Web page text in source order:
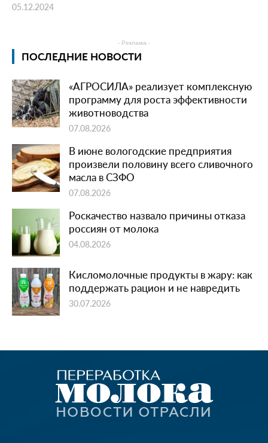
05.12.2024
- Реклама -
ПОСЛЕДНИЕ НОВОСТИ
«АГРОСИЛА» реализует комплексную
программу для роста эффективности
животноводства
07.08.2026
В июне вологодские предприятия
произвели половину всего сливочного
масла в СЗФО
07.08.2026
Роскачество назвало причины отказа
россиян от молока
04.08.2026
Кисломолочные продукты в жару: как
поддержать рацион и не навредить
30.07.2026